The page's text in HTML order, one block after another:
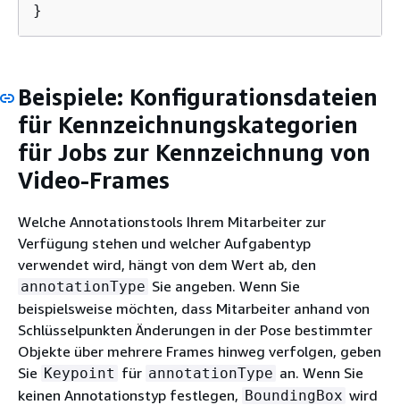
}
Beispiele: Konfigurationsdateien
für Kennzeichnungskategorien
für Jobs zur Kennzeichnung von
Video-Frames
Welche Annotationstools Ihrem Mitarbeiter zur
Verfügung stehen und welcher Aufgabentyp
verwendet wird, hängt von dem Wert ab, den
annotationType Sie angeben. Wenn Sie
beispielsweise möchten, dass Mitarbeiter anhand von
Schlüsselpunkten Änderungen in der Pose bestimmter
Objekte über mehrere Frames hinweg verfolgen, geben
Sie Keypoint für annotationType an. Wenn Sie
keinen Annotationstyp festlegen, BoundingBox wird